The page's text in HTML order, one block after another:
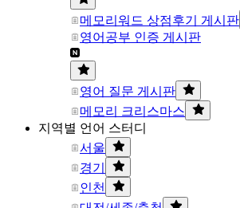
메모리워드 상점후기 게시판
영어공부 인증 게시판
영어 질문 게시판
메모리 크리스마스
지역별 언어 스터디
서울
경기
인천